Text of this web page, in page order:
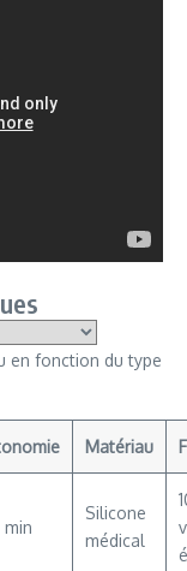
en fonction du type
Matériau
min
Silicone
médical